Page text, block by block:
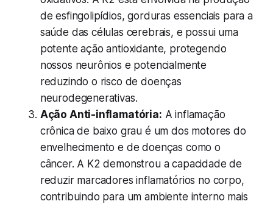
de esfingolipídios, gorduras essenciais para a
saúde das células cerebrais, e possui uma
potente ação antioxidante, protegendo
nossos neurônios e potencialmente
reduzindo o risco de doenças
neurodegenerativas.
Ação Anti-inflamatória: A inflamação
crônica de baixo grau é um dos motores do
envelhecimento e de doenças como o
câncer. A K2 demonstrou a capacidade de
reduzir marcadores inflamatórios no corpo,
contribuindo para um ambiente interno mais